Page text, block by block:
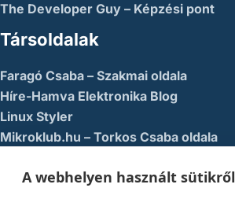
The Developer Guy – Képzési pont
Társoldalak
Faragó Csaba – Szakmai oldala
Híre-Hamva Elektronika Blog
Linux Styler
Mikroklub.hu – Torkos Csaba oldala
Közösségi Média
A webhelyen használt sütikről